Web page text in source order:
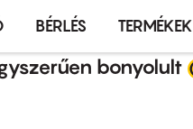
BÉRLÉS TERMÉKEK
bonyolult